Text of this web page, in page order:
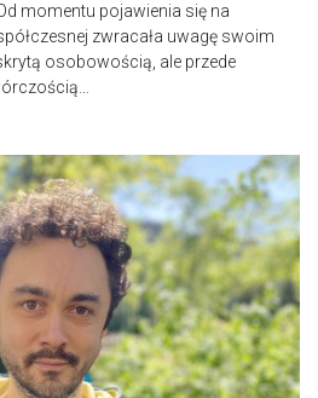
momentu pojawienia się na
zwracała uwagę swoim
osobowością, ale przede